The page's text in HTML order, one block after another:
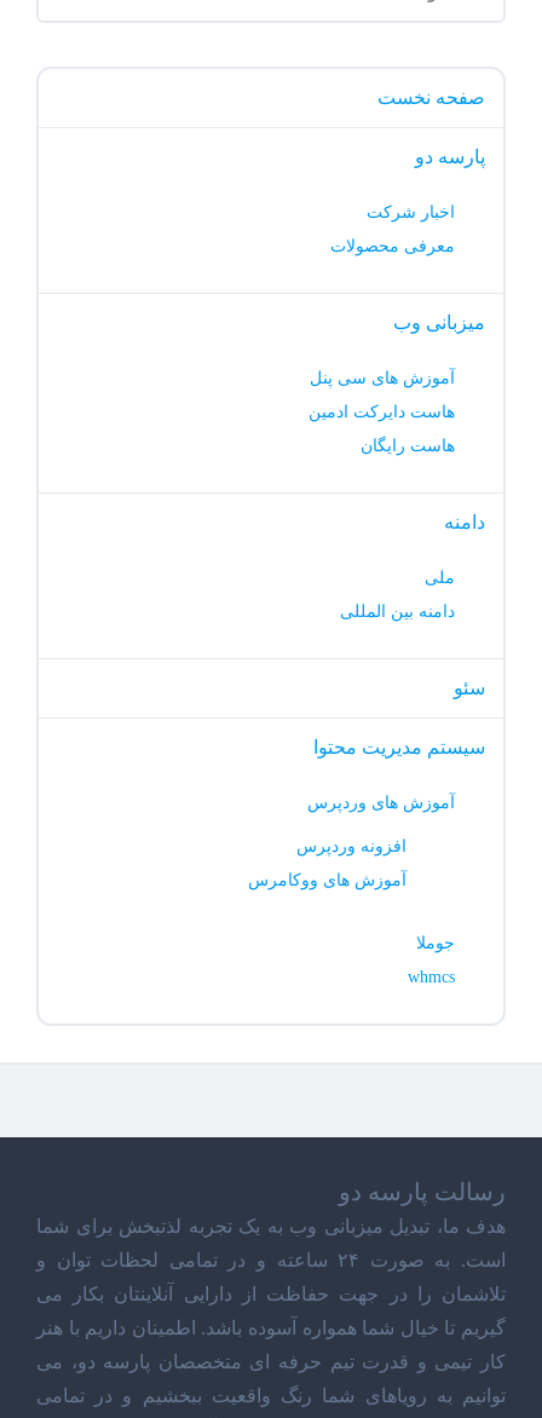
صفحه نخست
پارسه دو
اخبار شرکت
معرفی محصولات
میزبانی وب
آموزش های سی پنل
هاست دایرکت ادمین
هاست رایگان
دامنه
ملی
دامنه بین المللی
سئو
سیستم مدیریت محتوا
آموزش های وردپرس
افزونه وردپرس
آموزش های ووکامرس
جوملا
whmcs
رسالت پارسه دو
هدف ما، تبدیل میزبانی وب به یک تجربه لذتبخش برای شما
است. به صورت ۲۴ ساعته و در تمامی لحظات توان و
تلاشمان را در جهت حفاظت از دارایی آنلاینتان بکار می
گیریم تا خیال شما همواره آسوده باشد. اطمینان داریم با هنر
کار تیمی و قدرت تیم حرفه ای متخصصان پارسه دو، می
توانیم به رویاهای شما رنگ واقعیت ببخشیم و در تمامی